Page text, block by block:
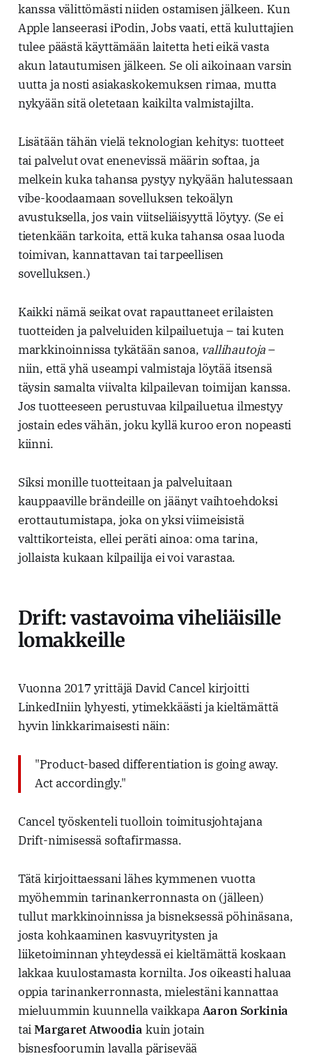
kanssa välittömästi niiden ostamisen jälkeen. Kun
Apple lanseerasi iPodin, Jobs vaati, että kuluttajien
tulee päästä käyttämään laitetta heti eikä vasta
akun latautumisen jälkeen. Se oli aikoinaan varsin
uutta ja nosti asiakaskokemuksen rimaa, mutta
nykyään sitä oletetaan kaikilta valmistajilta.
Lisätään tähän vielä teknologian kehitys: tuotteet
tai palvelut ovat enenevissä määrin softaa, ja
melkein kuka tahansa pystyy nykyään halutessaan
vibe-koodaamaan sovelluksen tekoälyn
avustuksella, jos vain viitseliäisyyttä löytyy. (Se ei
tietenkään tarkoita, että kuka tahansa osaa luoda
toimivan, kannattavan tai tarpeellisen
sovelluksen.)
Kaikki nämä seikat ovat rapauttaneet erilaisten
tuotteiden ja palveluiden kilpailuetuja – tai kuten
markkinoinnissa tykätään sanoa, vallihautoja–
niin, että yhä useampi valmistaja löytää itsensä
täysin samalta viivalta kilpailevan toimijan kanssa.
Jos tuotteeseen perustuvaa kilpailuetua ilmestyy
jostain edes vähän, joku kyllä kuroo eron nopeasti
kiinni.
Siksi monille tuotteitaan ja palveluitaan
kauppaaville brändeille on jäänyt vaihtoehdoksi
erottautumistapa, joka on yksi viimeisistä
valttikorteista, ellei peräti ainoa: oma tarina,
jollaista kukaan kilpailija ei voi varastaa.
Drift: vastavoima viheliäisille
lomakkeille
Vuonna 2017 yrittäjä David Cancel kirjoitti
LinkedIniin lyhyesti, ytimekkäästi ja kieltämättä
hyvin linkkarimaisesti näin:
"Product-based differentiation is going away.
Act accordingly."
Cancel työskenteli tuolloin toimitusjohtajana
Drift-nimisessä softafirmassa.
Tätä kirjoittaessani lähes kymmenen vuotta
myöhemmin tarinankerronnasta on (jälleen)
tullut markkinoinnissa ja bisneksessä pöhinäsana,
josta kohkaaminen kasvuyritysten ja
liiketoiminnan yhteydessä ei kieltämättä koskaan
lakkaa kuulostamasta kornilta. Jos oikeasti haluaa
oppia tarinankerronnasta, mielestäni kannattaa
mieluummin kuunnella vaikkapaAaron Sorkinia
taiMargaret Atwoodia kuin jotain
bisnesfoorumin lavalla pärisevää